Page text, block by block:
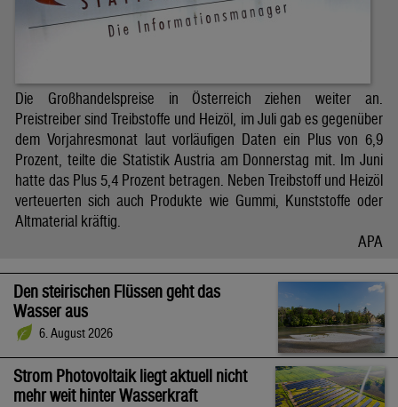
Die Großhandelspreise in Österreich ziehen weiter an.
Preistreiber sind Treibstoffe und Heizöl, im Juli gab es gegenüber
dem Vorjahresmonat laut vorläufigen Daten ein Plus von 6,9
Prozent, teilte die Statistik Austria am Donnerstag mit. Im Juni
hatte das Plus 5,4 Prozent betragen. Neben Treibstoff und Heizöl
verteuerten sich auch Produkte wie Gummi, Kunststoffe oder
Altmaterial kräftig.
APA
Den steirischen Flüssen geht das
Wasser aus
6. August 2026
Strom Photovoltaik liegt aktuell nicht
mehr weit hinter Wasserkraft